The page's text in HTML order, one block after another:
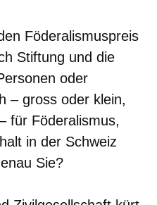
Föderalismuspreis
Stiftung und die
oder
– gross oder klein,
für Föderalismus,
in der Schweiz
Sie?